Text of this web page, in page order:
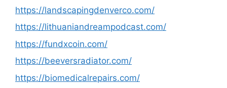
https://landscapingdenverco.com/
https://lithuaniandreampodcast.com/
https://fundxcoin.com/
https://beeversradiator.com/
https://biomedicalrepairs.com/